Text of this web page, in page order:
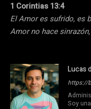
1 Corintias 13:4
El Amor es sufrido, es
Amor no hace
Lucas
https://
Soy